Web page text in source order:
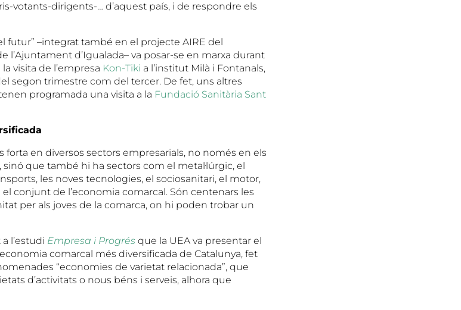
votants-dirigents-… d’aquest país, i de respondre els
futur” –integrat també en el projecte AIRE del
l’Ajuntament d’Igualada– va posar-se en marxa durant
visita de l’empresa Kon-Tiki a l’institut Milà i Fontanals,
segon trimestre com del tercer. De fet, uns altres
programada una visita a la Fundació Sanitària Sant
forta en diversos sectors empresarials, no només en els
que també hi ha sectors com el metal·lúrgic, el
les noves tecnologies, el sociosanitari, el motor,
conjunt de l’economia comarcal. Són centenars les
per als joves de la comarca, on hi poden trobar un
l’estudi Empresa i Progrés que la UEA va presentar el
comarcal més diversificada de Catalunya, fet
“economies de varietat relacionada”, que
d’activitats o nous béns i serveis, alhora que